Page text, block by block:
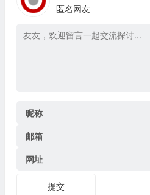
匿名网友
昵称
邮箱
网址
提交